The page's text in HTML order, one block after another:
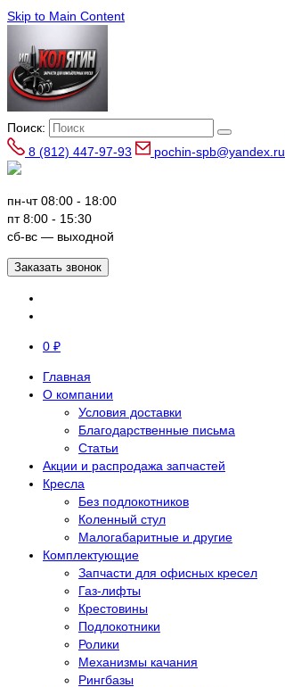
Skip to Main Content
Поиск:
8 (812) 447-97-93
pochin-spb@yandex.ru
пн-чт 08:00 - 18:00
пт 8:00 - 15:30
сб-вс — выходной
Заказать звонок
0 ₽
Главная
О компании
Условия доставки
Благодарственные письма
Статьи
Акции и распродажа запчастей
Кресла
Без подлокотников
Коленный стул
Малогабаритные и другие
Комплектующие
Запчасти для офисных кресел
Газ-лифты
Крестовины
Подлокотники
Ролики
Механизмы качания
Рингбазы